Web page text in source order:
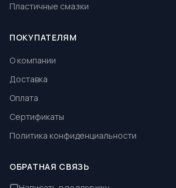
Пластичные смазки
ПОКУПАТЕЛЯМ
О компании
Доставка
Оплата
Сертификаты
Политика конфиденциальности
ОБРАТНАЯ СВЯЗЬ